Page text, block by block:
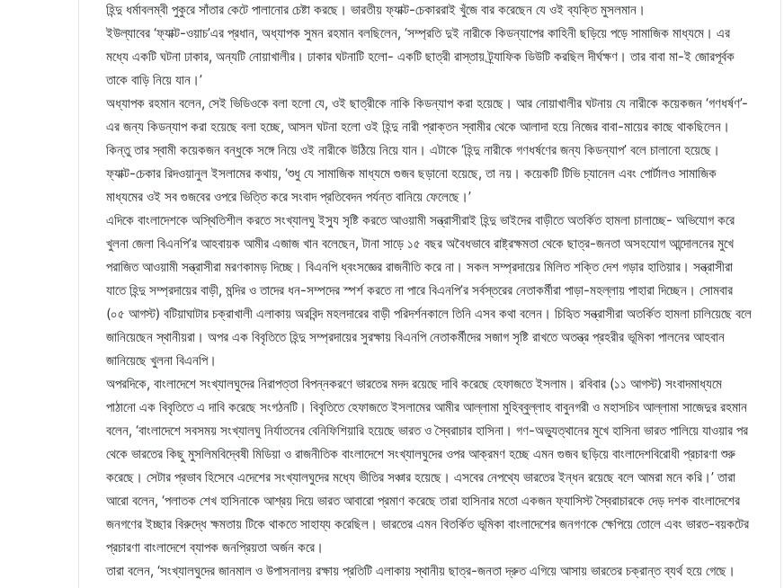
হিন্দু ধর্মাবলম্বী পুকুরে সাঁতার কেটে পালানোর চেষ্টা করছে। ভারতীয় ফ্যাক্ট-চেকাররাই খুঁজে বার করেছেন যে ওই ব্যক্তি মুসলমান।
ইউল্যাবের ‘ফ্যাক্ট-ওয়াচ’এর প্রধান, অধ্যাপক সুমন রহমান বলছিলেন, ‘সম্প্রতি দুই নারীকে কিডন্যাপের কাহিনী ছড়িয়ে পড়ে সামাজিক মাধ্যমে। এর
মধ্যে একটি ঘটনা ঢাকার, অন্যটি নোয়াখালীর। ঢাকার ঘটনাটি হলো- একটি ছাত্রী রাস্তায় ট্র্যাফিক ডিউটি করছিল দীর্ঘক্ষণ। তার বাবা মা-ই জোরপূর্বক
তাকে বাড়ি নিয়ে যান।’
অধ্যাপক রহমান বলেন, সেই ভিডিওকে বলা হলো যে, ওই ছাত্রীকে নাকি কিডন্যাপ করা হয়েছে। আর নোয়াখালীর ঘটনায় যে নারীকে কয়েকজন ‘গণধর্ষণ’-
এর জন্য কিডন্যাপ করা হয়েছে বলা হচ্ছে, আসল ঘটনা হলো ওই হিন্দু নারী প্রাক্তন স্বামীর থেকে আলাদা হয়ে নিজের বাবা-মায়ের কাছে থাকছিলেন।
কিন্তু তার স্বামী কয়েকজন বন্ধুকে সঙ্গে নিয়ে ওই নারীকে উঠিয়ে নিয়ে যান। এটাকে ‘হিন্দু নারীকে গণধর্ষণের জন্য কিডন্যাপ’ বলে চালানো হয়েছে।
ফ্যাক্ট-চেকার রিদওয়ানুল ইসলামের কথায়, ‘শুধু যে সামাজিক মাধ্যমে গুজব ছড়ানো হয়েছে, তা নয়। কয়েকটি টিভি চ্যানেল এবং পোর্টালও সামাজিক
মাধ্যমের ওই সব গুজবের ওপরে ভিত্তি করে সংবাদ প্রতিবেদন পর্যন্ত বানিয়ে ফেলেছে।’
এদিকে বাংলাদেশকে অস্থিতিশীল করতে সংখ্যালঘু ইস্যু সৃষ্টি করতে আওয়ামী সন্ত্রাসীরাই হিন্দু ভাইদের বাড়ীতে অতর্কিত হামলা চালাচ্ছে- অভিযোগ করে
খুলনা জেলা বিএনপি’র আহবায়ক আমীর এজাজ খান বলেছেন, টানা সাড়ে ১৫ বছর অবৈধভাবে রাষ্ট্রক্ষমতা থেকে ছাত্র-জনতা অসহযোগ আন্দোলনের মুখে
পরাজিত আওয়ামী সন্ত্রাসীরা মরণকামড় দিচ্ছে। বিএনপি ধ্বংসজ্ঞের রাজনীতি করে না। সকল সম্প্রদায়ের মিলিত শক্তি দেশ গড়ার হাতিয়ার। সন্ত্রাসীরা
যাতে হিন্দু সম্প্রদায়ের বাড়ী, মন্দির ও তাদের ধন-সম্পদের স্পর্শ করতে না পারে বিএনপি’র সর্বস্তরের নেতাকর্মীরা পাড়া-মহল্লায় পাহারা দিচ্ছেন। সোমবার
(০৫ আগস্ট) বটিয়াঘাটার চক্রাখালী এলাকায় অরবিন্দ মহলদারের বাড়ী পরিদর্শনকালে তিনি এসব কথা বলেন। চিহিৃত সন্ত্রাসীরা অতর্কিত হামলা চালিয়েছে বলে
জানিয়েছেন স্থানীয়রা। অপর এক বিবৃতিতে হিন্দু সম্প্রদায়ের সুরক্ষায় বিএনপি নেতাকর্মীদের সজাগ সৃষ্টি রাখতে অতন্ত্র প্রহরীর ভূমিকা পালনের আহবান
জানিয়েছে খুলনা বিএনপি।
অপরদিকে, বাংলাদেশে সংখ্যালঘুদের নিরাপত্তা বিপন্নকরণে ভারতের মদদ রয়েছে দাবি করেছে হেফাজতে ইসলাম। রবিবার (১১ আগস্ট) সংবাদমাধ্যমে
পাঠানো এক বিবৃতিতে এ দাবি করেছে সংগঠনটি। বিবৃতিতে হেফাজতে ইসলামের আমীর আল্লামা মুহিব্বুল্লাহ বাবুনগরী ও মহাসচিব আল্লামা সাজেদুর রহমান
বলেন, ‘বাংলাদেশে সবসময় সংখ্যালঘু নির্যাতনের বেনিফিশিয়ারি হয়েছে ভারত ও স্বৈরাচার হাসিনা। গণ-অভ্যুত্থানের মুখে হাসিনা ভারত পালিয়ে যাওয়ার পর
থেকে ভারতের কিছু মুসলিমবিদ্বেষী মিডিয়া ও রাজনীতিক বাংলাদেশে সংখ্যালঘুদের ওপর আক্রমণ হচ্ছে এমন গুজব ছড়িয়ে বাংলাদেশবিরোধী প্রচারণা শুরু
করেছে। সেটার প্রভাব হিসেবে এদেশের সংখ্যালঘুদের মধ্যে ভীতির সঞ্চার হয়েছে। এসবের নেপথ্যে ভারতের ইন্ধন রয়েছে বলে আমরা মনে করি।’ তারা
আরো বলেন, ‘পলাতক শেখ হাসিনাকে আশ্রয় দিয়ে ভারত আবারো প্রমাণ করেছে তারা হাসিনার মতো একজন ফ্যাসিস্ট স্বৈরাচারকে দেড় দশক বাংলাদেশের
জনগণের ইচ্ছার বিরুদ্ধে ক্ষমতায় টিকে থাকতে সাহায্য করেছিল। ভারতের এমন বিতর্কিত ভূমিকা বাংলাদেশের জনগণকে ক্ষেপিয়ে তোলে এবং ভারত-বয়কটের
প্রচারণা বাংলাদেশে ব্যাপক জনপ্রিয়তা অর্জন করে।
তারা বলেন, ‘সংখ্যালঘুদের জানমাল ও উপাসনালয় রক্ষায় প্রতিটি এলাকায় স্থানীয় ছাত্র-জনতা দ্রুত এগিয়ে আসায় ভারতের চক্রান্ত ব্যর্থ হয়ে গেছে।